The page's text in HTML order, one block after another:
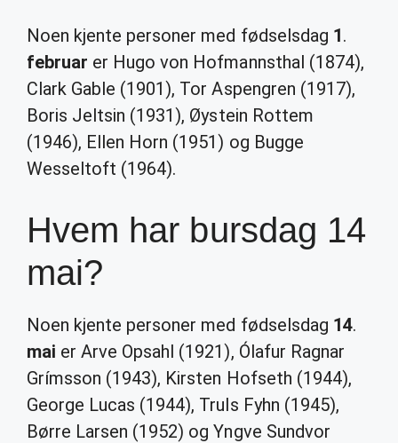
Noen kjente personer med fødselsdag 1.
februar er Hugo von Hofmannsthal (1874),
Clark Gable (1901), Tor Aspengren (1917),
Boris Jeltsin (1931), Øystein Rottem
(1946), Ellen Horn (1951) og Bugge
Wesseltoft (1964).
Hvem har bursdag 14
mai?
Noen kjente personer med fødselsdag 14.
mai er Arve Opsahl (1921), Ólafur Ragnar
Grímsson (1943), Kirsten Hofseth (1944),
George Lucas (1944), Truls Fyhn (1945),
Børre Larsen (1952) og Yngve Sundvor